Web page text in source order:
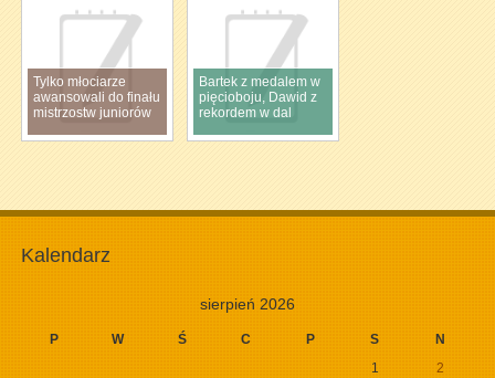
Tylko młociarze
awansowali do finału
mistrzostw juniorów
Bartek z medalem w
pięcioboju, Dawid z
rekordem w dal
Kalendarz
sierpień 2026
P W Ś C P S N
1
2